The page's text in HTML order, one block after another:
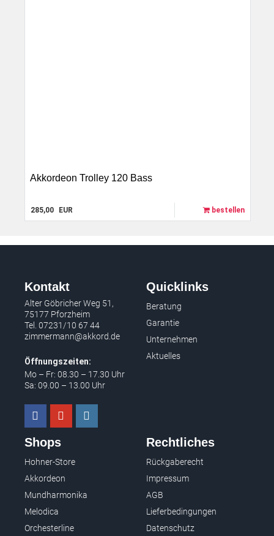
Akkordeon Trolley 120 Bass
285,00 EUR bestellen
Kontakt
Alter Göbricher Weg 51,
75177 Pforzheim
Tel. 07231/10 67 44
zimmermann@akkord.de
Öffnungszeiten:
Mo – Fr: 08.30 – 17.30 Uhr
Sa: 09.00 – 13.00 Uhr
Quicklinks
Beratung
Garantie
Unternehmen
Aktuelles
Shops
Hohner-Store
Akkordeon
Mundharmonika
Melodica
Orchesterline
Rechtliches
Rückgaberecht
Impressum
AGB
Lieferbedingungen
Datenschutz